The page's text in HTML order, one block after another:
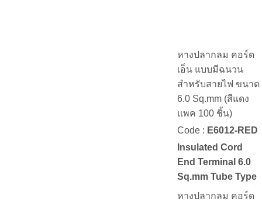
หางปลากลม คอร์ด
เอ็น แบบมีฉนวน
สำหรับสายไฟ ขนาด
6.0 Sq.mm (สีแดง
แพค 100 ชิ้น)
Code : E6012-RED
Insulated Cord
End Terminal 6.0
Sq.mm Tube Type
หางปลากลม คอร์ด